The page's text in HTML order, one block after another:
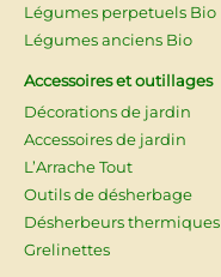
Légumes perpetuels Bio
Légumes anciens Bio
Accessoires et outillages
Décorations de jardin
Accessoires de jardin
L’Arrache Tout
Outils de désherbage
Désherbeurs thermiques
Grelinettes